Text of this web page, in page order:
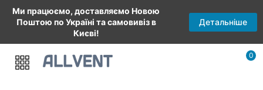
Ми працюємо, доставляємо Новою
Поштою по Україні та самовивіз в
Києві!
Детальніше
0